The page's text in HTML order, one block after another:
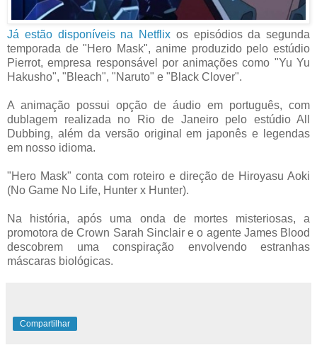
Já estão disponíveis na Netflix os episódios da segunda
temporada de "Hero Mask", anime produzido pelo estúdio
Pierrot, empresa responsável por animações como "Yu Yu
Hakusho", "Bleach", "Naruto" e "Black Clover".
A animação possui opção de áudio em português, com
dublagem realizada no Rio de Janeiro pelo estúdio All
Dubbing, além da versão original em japonês e legendas
em nosso idioma.
"Hero Mask" conta com roteiro e direção de Hiroyasu Aoki
(No Game No Life, Hunter x Hunter).
Na história, após uma onda de mortes misteriosas, a
promotora de Crown Sarah Sinclair e o agente James Blood
descobrem uma conspiração envolvendo estranhas
máscaras biológicas.
Compartilhar